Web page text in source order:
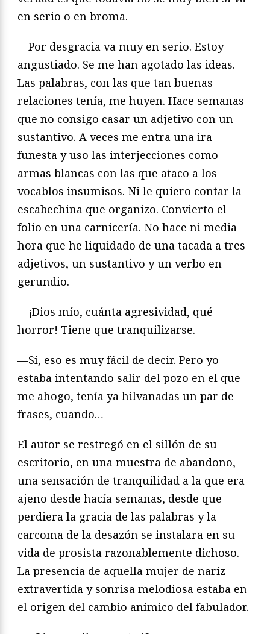
en serio o en broma.
—Por desgracia va muy en serio. Estoy
angustiado. Se me han agotado las ideas.
Las palabras, con las que tan buenas
relaciones tenía, me huyen. Hace semanas
que no consigo casar un adjetivo con un
sustantivo. A veces me entra una ira
funesta y uso las interjecciones como
armas blancas con las que ataco a los
vocablos insumisos. Ni le quiero contar la
escabechina que organizo. Convierto el
folio en una carnicería. No hace ni media
hora que he liquidado de una tacada a tres
adjetivos, un sustantivo y un verbo en
gerundio.
—¡Dios mío, cuánta agresividad, qué
horror! Tiene que tranquilizarse.
—Sí, eso es muy fácil de decir. Pero yo
estaba intentando salir del pozo en el que
me ahogo, tenía ya hilvanadas un par de
frases, cuando…
El autor se restregó en el sillón de su
escritorio, en una muestra de abandono,
una sensación de tranquilidad a la que era
ajeno desde hacía semanas, desde que
perdiera la gracia de las palabras y la
carcoma de la desazón se instalara en su
vida de prosista razonablemente dichoso.
La presencia de aquella mujer de nariz
extravertida y sonrisa melodiosa estaba en
el origen del cambio anímico del fabulador.